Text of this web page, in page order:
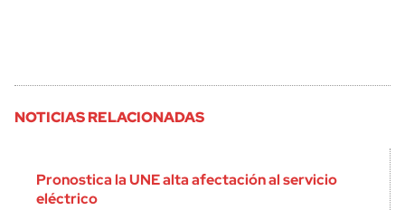
NOTICIAS RELACIONADAS
Pronostica la UNE alta afectación al servicio
eléctrico